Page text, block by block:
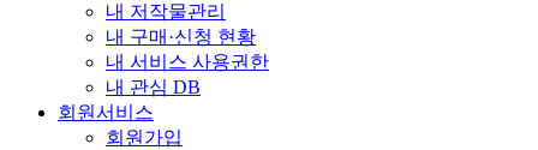
내 저작물관리
내 구매·신청 현황
내 서비스 사용권한
내 관심 DB
회원서비스
회원가입